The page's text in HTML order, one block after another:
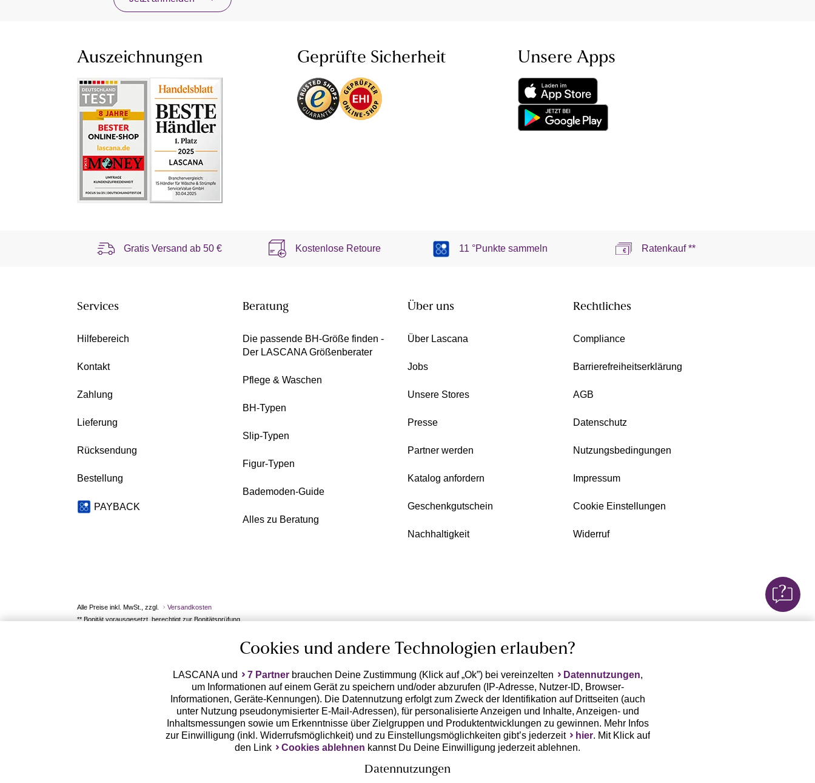
Auszeichnungen Geprüfte Sicherheit Unsere Apps
Gratis Versand ab50 € Kostenlose Retoure 11 °Punkte sammeln Ratenkauf **
Services
Hilfebereich
Kontakt
Zahlung
Lieferung
Rücksendung
Bestellung
PAYBACK
Beratung
Die passende BH-Größe finden -
Der LASCANA Größenberater
Pflege & Waschen
BH-Typen
Slip-Typen
Figur-Typen
Bademoden-Guide
Alles zu Beratung
Über uns
Über Lascana
Jobs
Unsere Stores
Presse
Partner werden
Katalog anfordern
Geschenkgutschein
Nachhaltigkeit
Rechtliches
Compliance
Barrierefreiheitserklärung
AGB
Datenschutz
Nutzungsbedingungen
Impressum
Cookie Einstellungen
Widerruf
Alle Preise inkl. MwSt., zzgl.
Versandkosten
** Bonität vorausgesetzt, berechtigt zur Bonitätsprüfung
Cookies und andere Technologien erlauben?
LASCANA und 7 Partnerbrauchen Deine Zustimmung (Klick auf „Ok”) bei vereinzelten Datennutzungen,
um Informationen auf einem Gerät zu speichern und/oder abzurufen (IP-Adresse, Nutzer-ID, Browser-
Informationen, Geräte-Kennungen). Die Datennutzung erfolgt zum Zweck der Identifikation auf Drittseiten (auch
unter Nutzung pseudonymisierter E-Mail-Adressen), für personalisierte Anzeigen und Inhalte, Anzeigen- und
Inhaltsmessungen sowie um Erkenntnisse über Zielgruppen und Produktentwicklungen zu gewinnen. Mehr Infos
zur Einwilligung (inkl. Widerrufsmöglichkeit) und zu Einstellungsmöglichkeiten gibt’s jederzeit
hier. Mit Klick auf
den Link
Cookies ablehnen kannst Du Deine Einwilligung jederzeit ablehnen.
Datennutzungen